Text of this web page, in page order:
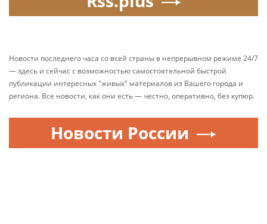
Новости последнего часа со всей страны в непрерывном режиме 24/7
— здесь и сейчас с возможностью самостоятельной быстрой
публикации интересных "живых" материалов из Вашего города и
региона. Все новости, как они есть — честно, оперативно, без купюр.
Новости России